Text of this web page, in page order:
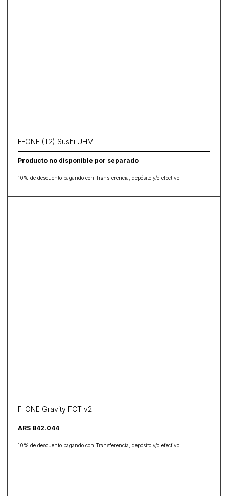
F-ONE (T2) Sushi UHM
Producto no disponible por separado
10% de descuento pagando con Transferencia, depósito y/o efectivo
F-ONE Gravity FCT v2
ARS 842.044
10% de descuento pagando con Transferencia, depósito y/o efectivo